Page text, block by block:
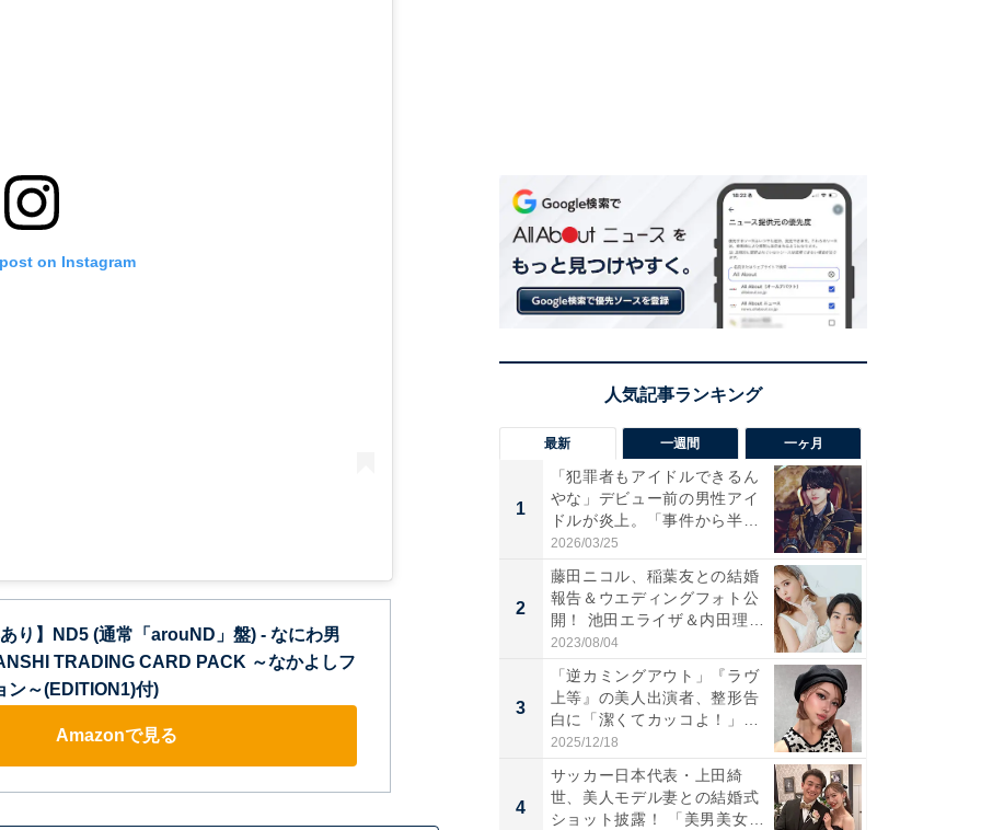
on Instagram
あり】ND5 (通常「arouND」盤) - なにわ男
TRADING CARD PACK ～なかよしフ
ン～(EDITION1)付)
Amazonで見る
最新 一週間 一ヶ月
1
「犯罪者もアイドルできるん
やな」デビュー前の男性アイ
ドルが炎上。「事件から半年
も...
2026/03/25
2
藤田ニコル、稲葉友との結婚
報告＆ウエディングフォト公
開！ 池田エライザ＆内田理
央...
2023/08/04
3
「逆カミングアウト」『ラヴ
上等』の美人出演者、整形告
白に「潔くてカッコよ！」
「好...
2025/12/18
4
サッカー日本代表・上田綺
世、美人モデル妻との結婚式
ショット披露！ 「美男美女」